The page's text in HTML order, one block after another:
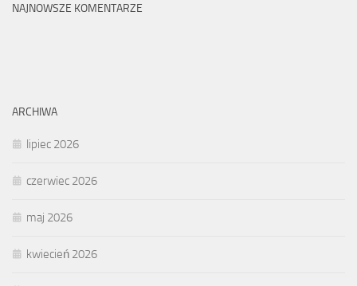
NAJNOWSZE KOMENTARZE
ARCHIWA
lipiec 2026
czerwiec 2026
maj 2026
kwiecień 2026